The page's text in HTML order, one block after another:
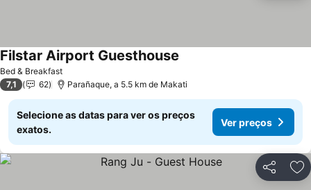
Bed & Breakfast
Filstar Airport Guesthouse
7,1 62 Parañaque, a 5.5 km de Makati
Selecione as datas para ver os preços
exatos.
Ver preços
Partilhar